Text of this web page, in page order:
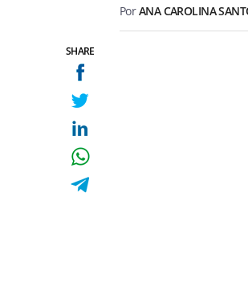
SHARE
PorANA CAROLINA